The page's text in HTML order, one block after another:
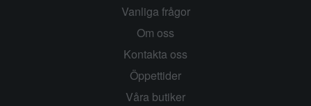
Vanliga frågor
Om oss
Kontakta oss
Öppettider
Våra butiker